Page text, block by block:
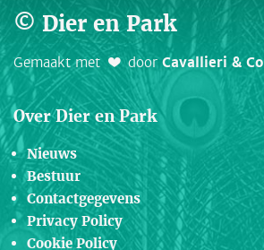
© Dier en Park
Gemaakt met door Cavallieri & Co
Over Dier en Park
Nieuws
Bestuur
Contactgegevens
Privacy Policy
Cookie Policy